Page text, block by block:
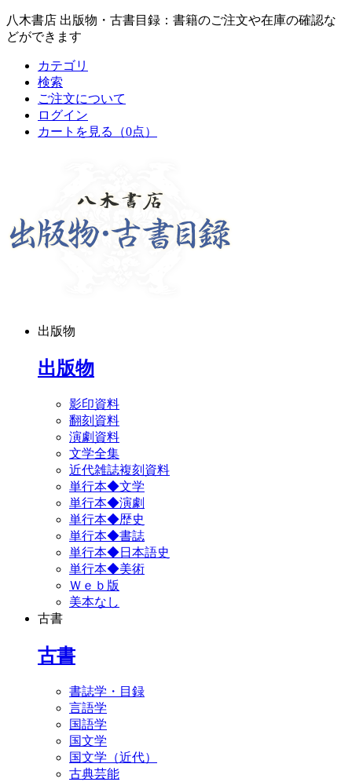
八木書店 出版物・古書目録：書籍のご注文や在庫の確認な
どができます
カテゴリ
検索
ご注文について
ログイン
カートを見る
（0点）
出版物
出版物
影印資料
翻刻資料
演劇資料
文学全集
近代雑誌複刻資料
単行本◆文学
単行本◆演劇
単行本◆歴史
単行本◆書誌
単行本◆日本語史
単行本◆美術
Ｗｅｂ版
美本なし
古書
古書
書誌学・目録
言語学
国語学
国文学
国文学（近代）
古典芸能